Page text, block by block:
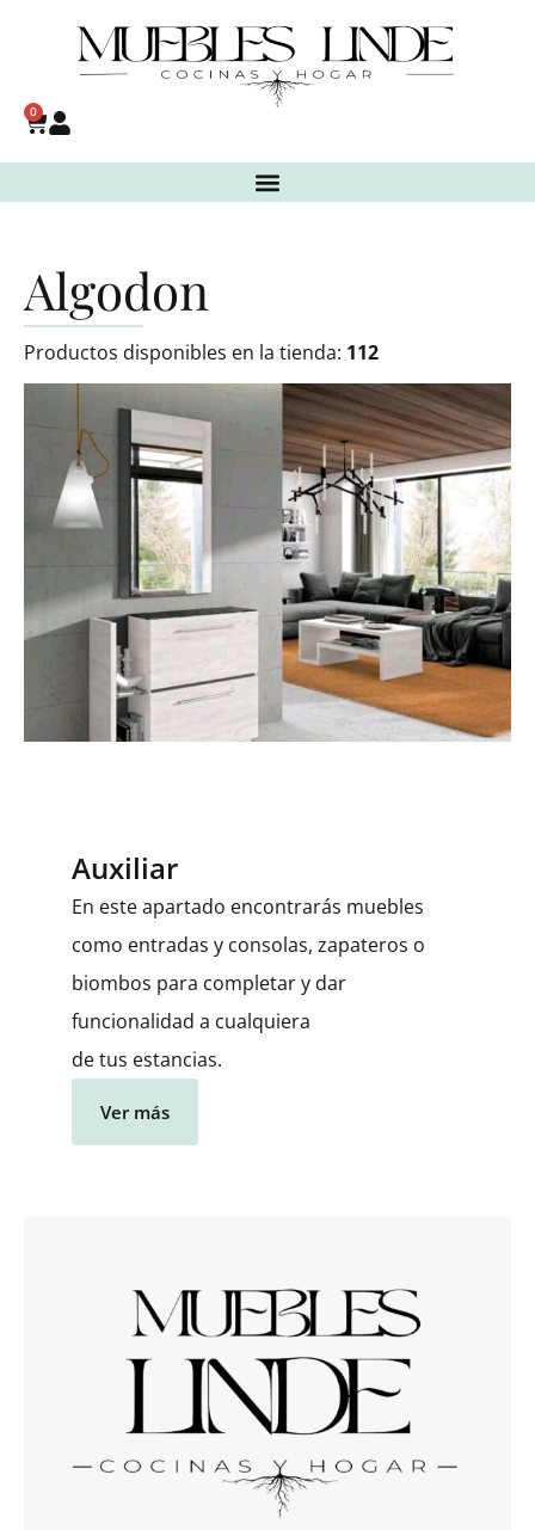
0
Algodon
Productos disponibles en la tienda: 112
Auxiliar
En este apartado encontrarás muebles
como entradas y consolas, zapateros o
biombos para completar y dar
funcionalidad a cualquiera
de tus estancias.
Ver más